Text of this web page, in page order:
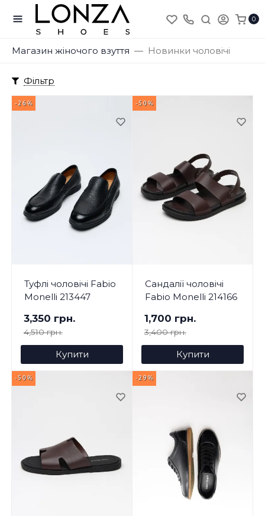
0
Магазин жіночого взуття Новинки чоловічі
Фільтр
-26%
Туфлі чоловічі Fabio
Monelli 213447
3,350 грн.
4,510 грн.
Купити
-50%
Сандалії чоловічі
Fabio Monelli 214166
1,700 грн.
3,400 грн.
Купити
-50% -29%